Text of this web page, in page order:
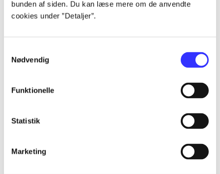
bunden af siden. Du kan læse mere om de anvendte
cookies under ”Detaljer”.
Nødvendig
Funktionelle
Statistik
Marketing
Alle registrerede artikler fordelt på udgivelser